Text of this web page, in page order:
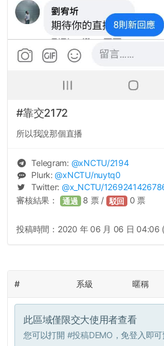
#靠交2172
所以我說那個直播
Telegram: @xNCTU/2194
Plurk:@xNCTU/nuytq0
Twitter: @x_NCTU/
審核結果： 通過 8 票 / 駁回 0 票
投稿時間： 2020 年 06 月 06 日 04:06
# 系級 暱稱
此區域僅限交大使用者查看
您可以打開 #投稿DEMO ，免登入即